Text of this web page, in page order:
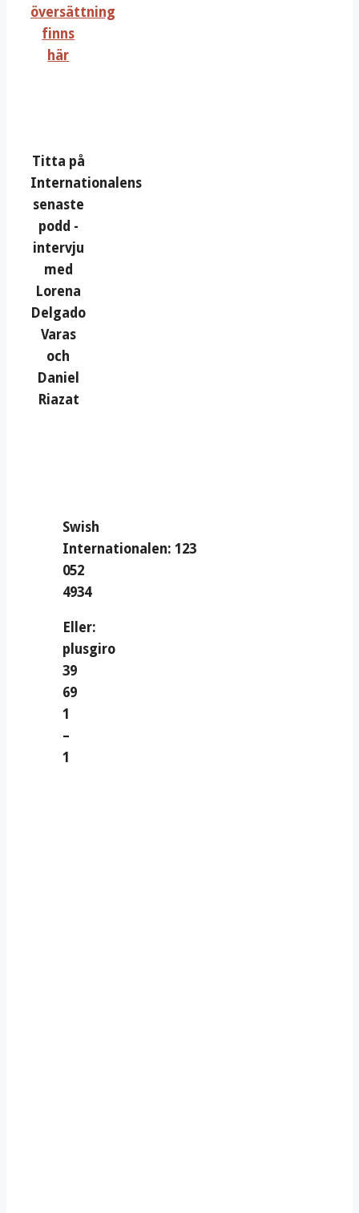
översättning
finns
här
Titta på
Internationalens
senaste
podd -
intervju
med
Lorena
Delgado
Varas
och
Daniel
Riazat
Swish
Internationalen: 123
052
4934
Eller:
plusgiro
39
69
1
–
1